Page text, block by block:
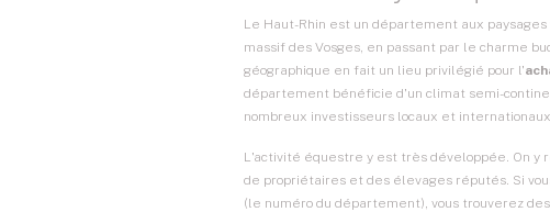
Le Haut-Rhin est un département aux
massif des Vosges, en passant par le charme
géographique en fait un lieu privilégié pour l'
département bénéficie d'un climat semi-
nombreux investisseurs locaux et
L'activité équestre y est très développée. On y
de propriétaires et des élevages réputés. Si
(le numéro du département), vous trouverez